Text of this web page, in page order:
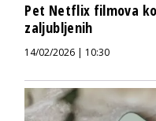
Pet Netflix filmova
zaljubljenih
14/02/2026 | 10:30